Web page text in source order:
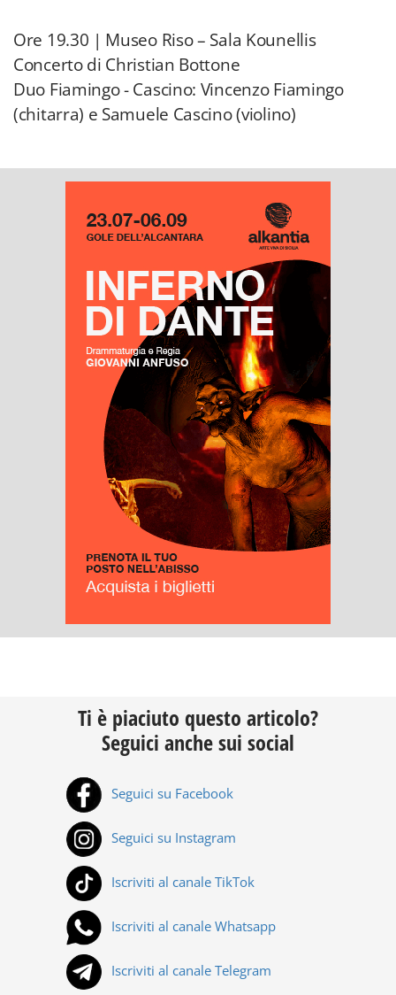
Ore 19.30 | Museo Riso – Sala Kounellis
Concerto di Christian Bottone
Duo Fiamingo - Cascino: Vincenzo Fiamingo
(chitarra) e Samuele Cascino (violino)
Ti è piaciuto questo articolo?
Seguici anche sui social
Seguici su Facebook
Seguici su Instagram
Iscriviti al canale TikTok
Iscriviti al canale Whatsapp
Iscriviti al canale Telegram